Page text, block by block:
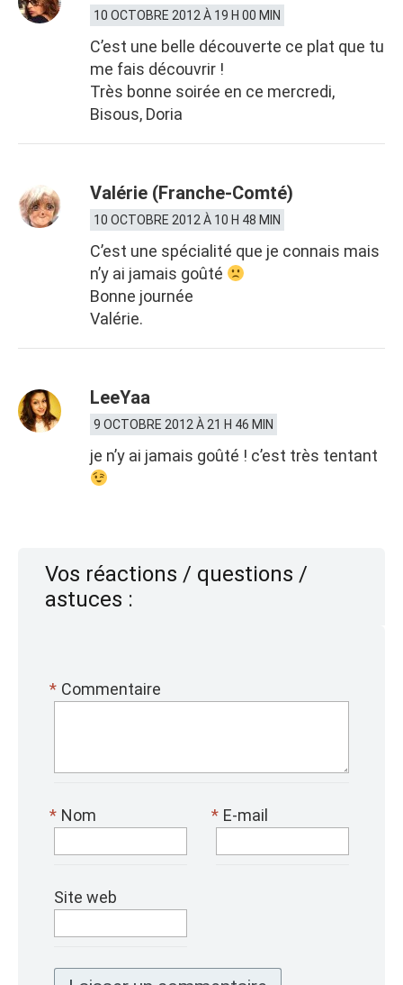
10 OCTOBRE 2012 À 19 H 00 MIN
C’est une belle découverte ce plat que tu
me fais découvrir !
Très bonne soirée en ce mercredi,
Bisous, Doria
Valérie (Franche-Comté)
10 OCTOBRE 2012 À 10 H 48 MIN
C’est une spécialité que je connais mais
n’y ai jamais goûté
Bonne journée
Valérie.
LeeYaa
9 OCTOBRE 2012 À 21 H 46 MIN
je n’y ai jamais goûté ! c’est très tentant
Vos réactions / questions /
astuces :
Commentaire
*
Nom
* E-mail
*
Site web